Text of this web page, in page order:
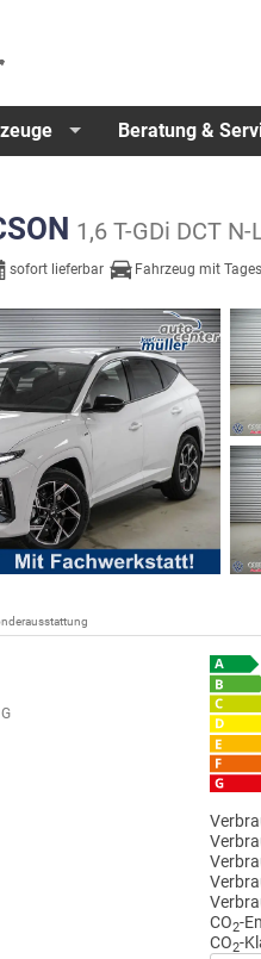
Beratung &
1,6 T-GDi DCT N-
sofort lieferbar Fahrzeug mit
CO2-
CO2-